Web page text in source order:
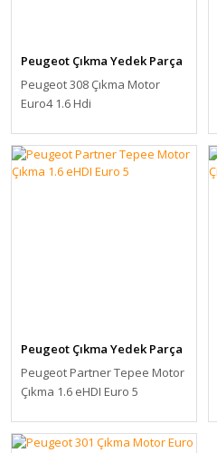
Peugeot Çıkma Yedek Parça
Peugeot 308 Çıkma Motor
Euro4 1.6 Hdi
Peugeot Çıkma Yedek Parça
Peugeot Partner Tepee Motor
Çıkma 1.6 eHDI Euro 5